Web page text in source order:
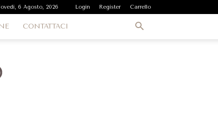
6 Agosto, 2026 Login Register Carrello
CONTATTACI